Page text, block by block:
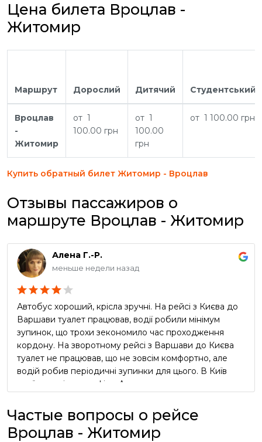
Цена билета Вроцлав -
Житомир
Маршрут Дорослий Дитячий Студентський
Вроцлав
-
Житомир
от 1
100.00 грн
от 1
100.00
грн
от 1 100.00 грн
Купить обратный билет Житомир - Вроцлав
Отзывы пассажиров о
маршруте Вроцлав - Житомир
Алена Г.-Р.
меньше недели назад
Автобус хороший, крісла зручні. На рейсі з Києва до
Варшави туалет працював, водії робили мінімум
зупинок, що трохи зекономило час проходження
кордону. На зворотному рейсі з Варшави до Києва
туалет не працював, що не зовсім комфортно, але
водій робив періодичні зупинки для цього. В Київ
приїхали згідно графіку. Але реклама про
неправдивою, водії про таке навіть не чули))) Вцілому
сервіс оцінюю як добрий, але не відмінний.
Частые вопросы о рейсе
Вроцлав - Житомир